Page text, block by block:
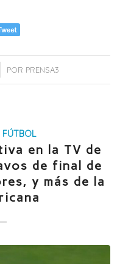
POR PRENSA3
FÚTBOL
en la TV de
de final de
y más de la